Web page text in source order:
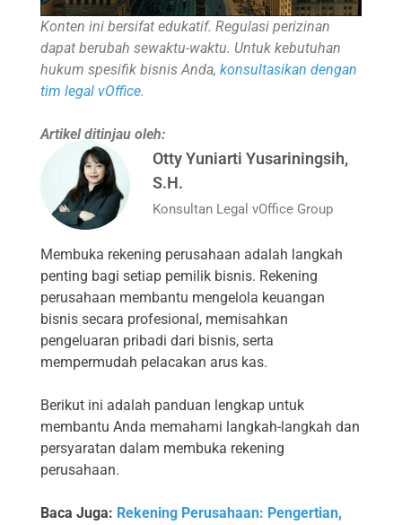
Konten ini bersifat edukatif. Regulasi perizinan
dapat berubah sewaktu-waktu. Untuk kebutuhan
hukum spesifik bisnis Anda, konsultasikan dengan
tim legal vOffice.
Artikel ditinjau oleh:
Otty Yuniarti Yusariningsih,
S.H.
Konsultan Legal vOffice Group
Membuka rekening perusahaan adalah langkah
penting bagi setiap pemilik bisnis. Rekening
perusahaan membantu mengelola keuangan
bisnis secara profesional, memisahkan
pengeluaran pribadi dari bisnis, serta
mempermudah pelacakan arus kas.
Berikut ini adalah panduan lengkap untuk
membantu Anda memahami langkah-langkah dan
persyaratan dalam membuka rekening
perusahaan.
Baca Juga: Rekening Perusahaan: Pengertian,